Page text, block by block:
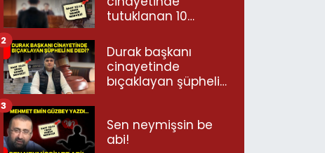
tutuklanan 10
neler dedi?
Durak başkanı
cinayetinde
bıçaklayan şüpheli
2
Sen neymişsin be
abi!
3